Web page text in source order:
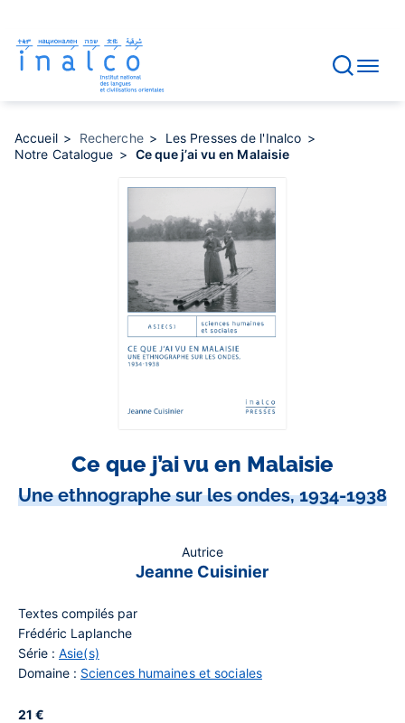
contenu
principal
Accueil Recherche
Les Presses de l'Inalco
Notre Catalogue
Ce que j’ai vu en Malaisie
Ce que j’ai vu en Malaisie
Une ethnographe sur les ondes, 1934-1938
Autrice
Jeanne Cuisinier
Textes compilés par
Frédéric Laplanche
Série : Asie(s)
Domaine : Sciences humaines et sociales
21 €